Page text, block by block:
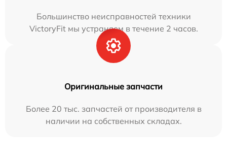
Большинство неисправностей техники
VictoryFit мы устраняем в течение 2 часов.
Оригинальные запчасти
Более 20 тыс. запчастей от производителя в
наличии на собственных складах.